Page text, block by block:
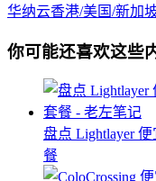
华纳云香港/美国/新加
你可能还喜欢这些
盘点 Lightlayer
餐